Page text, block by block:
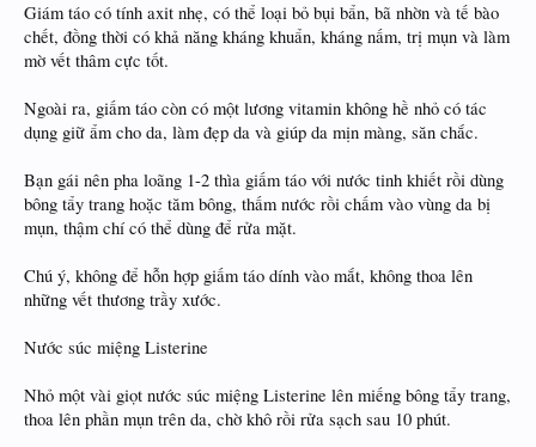
Giám táo có tính axit nhẹ, có thể loại bỏ bụi bẩn, bã nhờn và tế bào
chết, đồng thời có khả năng kháng khuẩn, kháng nấm, trị mụn và làm
mờ vết thâm cực tốt.
Ngoài ra, giấm táo còn có một lương vitamin không hề nhỏ có tác
dụng giữ ẩm cho da, làm đẹp da và giúp da mịn màng, săn chắc.
Bạn gái nên pha loãng 1-2 thìa giấm táo với nước tinh khiết rồi dùng
bông tẩy trang hoặc tăm bông, thấm nước rồi chấm vào vùng da bị
mụn, thậm chí có thể dùng để rửa mặt.
Chú ý, không để hỗn hợp giấm táo dính vào mắt, không thoa lên
những vết thương trầy xước.
Nước súc miệng Listerine
Nhỏ một vài giọt nước súc miệng Listerine lên miếng bông tẩy trang,
thoa lên phần mụn trên da, chờ khô rồi rửa sạch sau 10 phút.